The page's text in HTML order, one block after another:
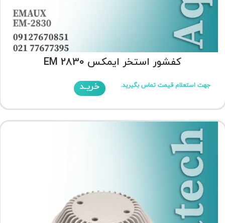
کفشور استخر ایمکس EM 2830
جهت استعلام قیمت تماس بگیرید. خریـد